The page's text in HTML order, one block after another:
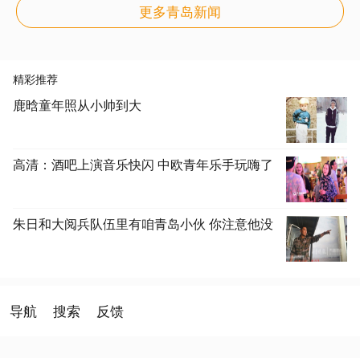
更多青岛新闻
精彩推荐
鹿晗童年照从小帅到大
高清：酒吧上演音乐快闪 中欧青年乐手玩嗨了
朱日和大阅兵队伍里有咱青岛小伙 你注意他没
导航 搜索 反馈